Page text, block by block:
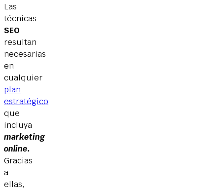
Las
técnicas
SEO
resultan
necesarias
en
cualquier
plan
estratégico
que
incluya
marketing
online.
Gracias
a
ellas,